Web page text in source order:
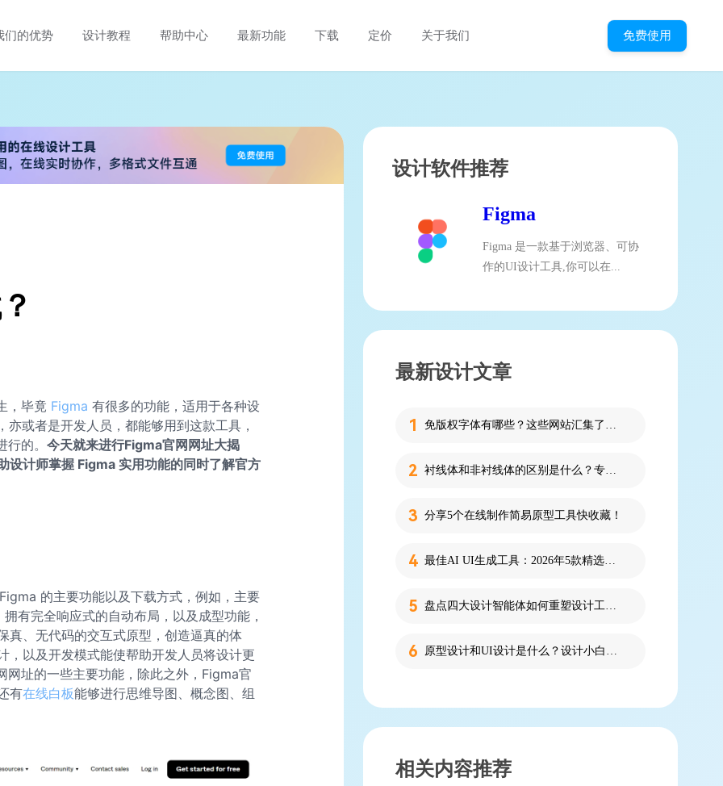
们的优势 设计教程 帮助中心 最新功能 下载 定价 关于我们 免费使用
，毕竟 Figma 有很多的功能，适用于各种设
亦或者是开发人员，都能够用到这款工具，
的。 今天就来进行Figma官网网址大揭
设计师掌握 Figma 实用功能的同时了解官方
的主要功能以及下载方式，例如，主要
有完全响应式的自动布局，以及成型功能，
真、无代码的交互式原型，创造逼真的体
，以及开发模式能使帮助开发人员将设计更
址的一些主要功能，除此之外，Figma官
有在线白板能够进行思维导图、概念图、组
设计软件推荐
Figma
Figma 是一款基于浏览器、可协
作的UI设计工具,你可以在...
最新设计文章
免版权字体有哪些？这些网站汇集了近百款免版权字体！
衬线体和非衬线体的区别是什么？专为设计新人解答！
分享5个在线制作简易原型工具快收藏！
最佳AI UI生成工具：2026年5款精选，新手零代码快速制作界面
盘点四大设计智能体如何重塑设计工作流
原型设计和UI设计是什么？设计小白必看的科普！
相关内容推荐